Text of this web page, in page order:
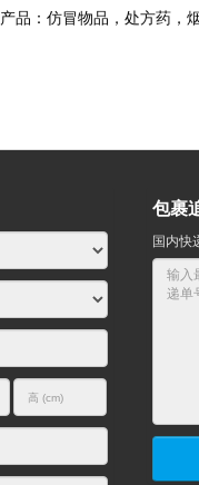
品：仿冒物品，处方药，
包裹
国内快